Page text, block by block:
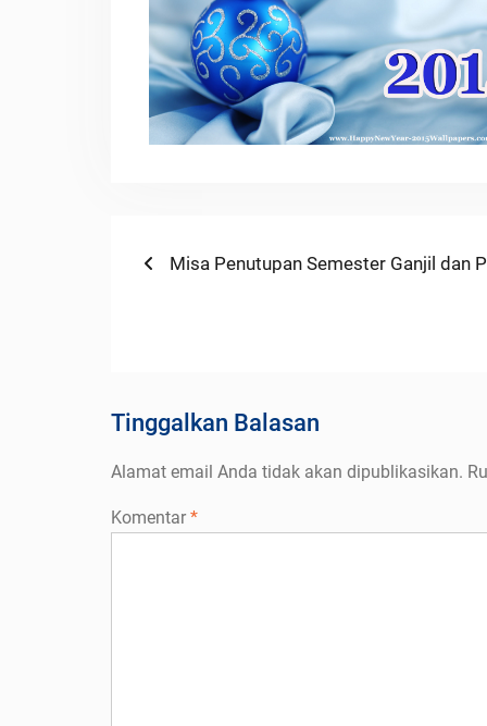
Navigasi
Previous
Misa Penutupan Semester Ganjil dan
Tinggalkan Balasan
Alamat email Anda tidak akan dipublikasikan.
Komentar*